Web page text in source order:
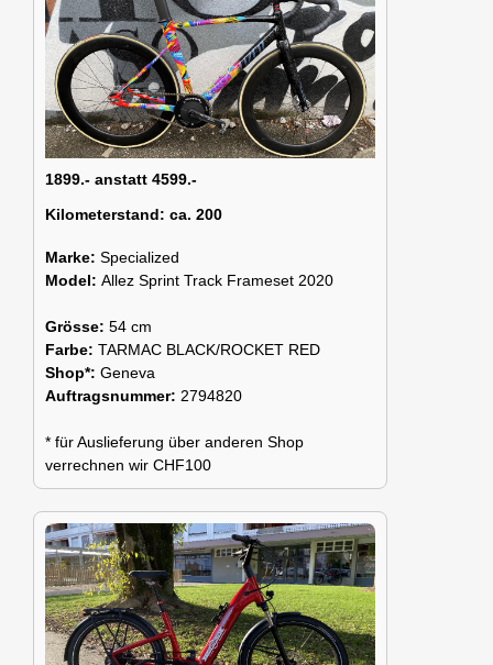
1899.- anstatt 4599.-
Kilometerstand: ca. 200
Marke: Specialized
Model: Allez Sprint Track Frameset 2020
Grösse: 54 cm
Farbe: TARMAC BLACK/ROCKET RED
Shop*: Geneva
Auftragsnummer: 2794820
* für Auslieferung über anderen Shop
verrechnen wir CHF100